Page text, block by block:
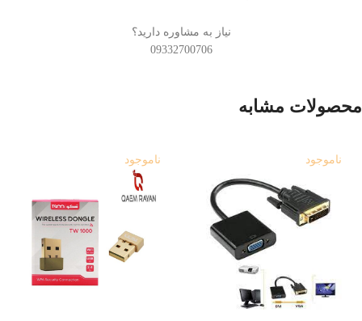
نیاز به مشاوره دارید؟
09332700706
محصولات مشابه
ناموجود ناموجود